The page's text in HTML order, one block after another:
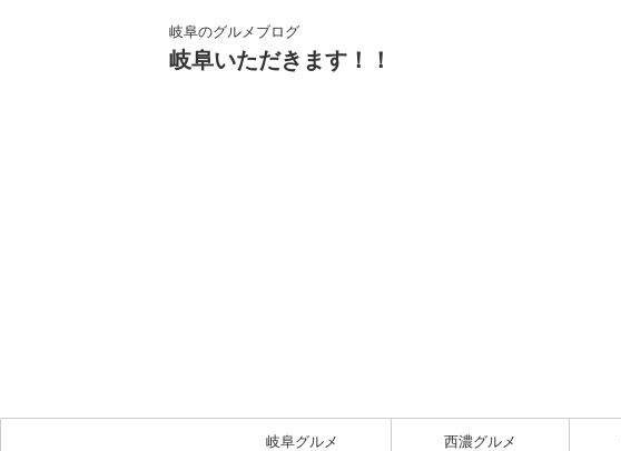
岐阜のグルメブログ
岐阜いただきます！！
岐阜グルメ 西濃グルメ